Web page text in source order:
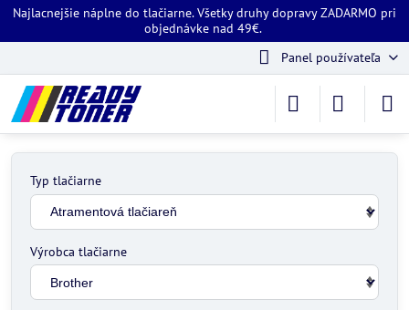
Najlacnejšie náplne do tlačiarne. Všetky druhy dopravy ZADARMO pri
objednávke nad 49€.
Panel používateľa
Typ tlačiarne
Výrobca tlačiarne